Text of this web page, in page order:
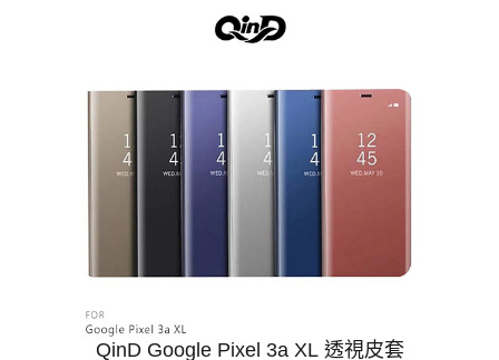
QinD Google Pixel 3a XL 透視皮套